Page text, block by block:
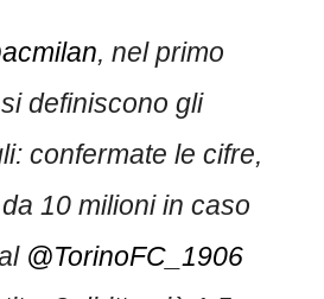
, nel primo
definiscono gli
confermate le cifre,
10 milioni in caso
@TorinoFC_1906